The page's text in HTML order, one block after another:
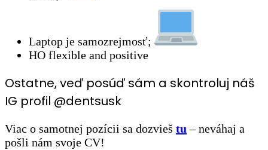
Laptop je samozrejmosť;
HO flexible and positive
Ostatne, veď posúď sám a skontroluj náš
IG profil @dentsusk
Viac o samotnej pozícii sa dozvieš tu – neváhaj a
pošli nám svoje CV!